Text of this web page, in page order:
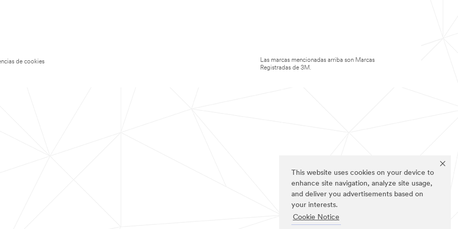
This website uses cookies on your device to
enhance site navigation, analyze site usage,
and deliver you advertisements based on
your interests.
Cookie Notice
de cookies
Las marcas mencionadas arriba son Marcas
Registradas de 3M.